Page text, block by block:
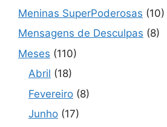
Meninas SuperPoderosas (10)
Mensagens de Desculpas (8)
Meses (110)
Abril (18)
Fevereiro (8)
Junho (17)